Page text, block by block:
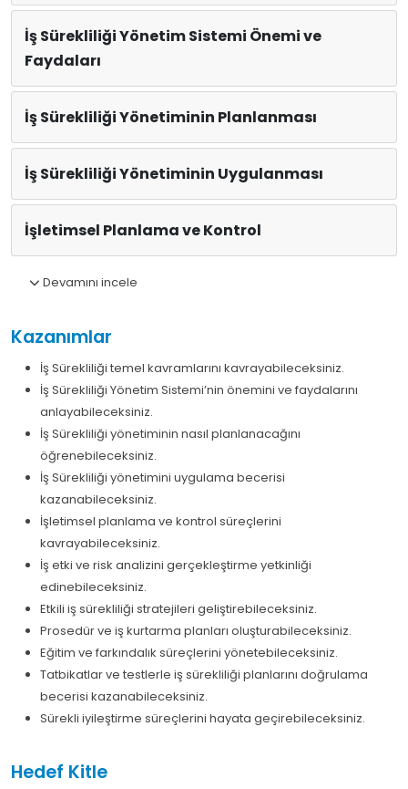
İş Sürekliliği Yönetim Sistemi Önemi ve
Faydaları
İş Sürekliliği Yönetiminin Planlanması
İş Sürekliliği Yönetiminin Uygulanması
İşletimsel Planlama ve Kontrol
Devamını incele
Kazanımlar
İş Sürekliliği temel kavramlarını kavrayabileceksiniz.
İş Sürekliliği Yönetim Sistemi’nin önemini ve faydalarını
anlayabileceksiniz.
İş Sürekliliği yönetiminin nasıl planlanacağını
öğrenebileceksiniz.
İş Sürekliliği yönetimini uygulama becerisi
kazanabileceksiniz.
İşletimsel planlama ve kontrol süreçlerini
kavrayabileceksiniz.
İş etki ve risk analizini gerçekleştirme yetkinliği
edinebileceksiniz.
Etkili iş sürekliliği stratejileri geliştirebileceksiniz.
Prosedür ve iş kurtarma planları oluşturabileceksiniz.
Eğitim ve farkındalık süreçlerini yönetebileceksiniz.
Tatbikatlar ve testlerle iş sürekliliği planlarını doğrulama
becerisi kazanabileceksiniz.
Sürekli iyileştirme süreçlerini hayata geçirebileceksiniz.
Hedef Kitle